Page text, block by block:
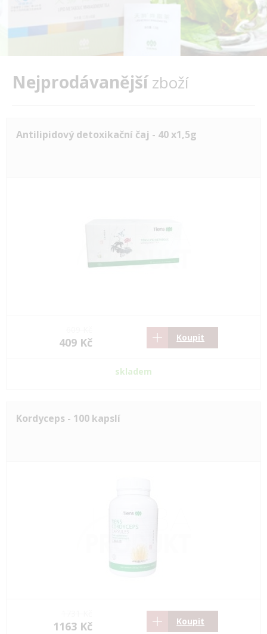
Nejprodávanějšízboží
Antilipidový detoxikační čaj - 40 x1,5g
409 Kč Koupit
skladem
Kordyceps - 100 kapslí
1163 Kč Koupit